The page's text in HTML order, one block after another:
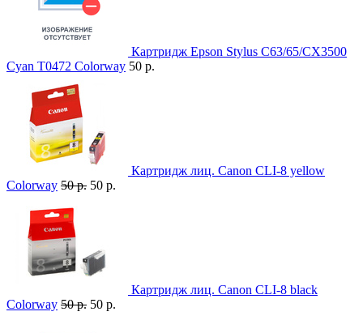
Картридж Epson Stylus C63/65/CX3500
Cyan T0472 Colorway 50 р.
Картридж лиц. Canon CLI-8 yellow
Colorway 50 р. 50 р.
Картридж лиц. Canon CLI-8 black
Colorway 50 р. 50 р.